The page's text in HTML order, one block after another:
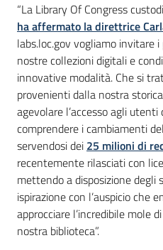
“La Library Of Congress
ha affermato la direttrice
labs.loc.gov vogliamo invitare i
nostre collezioni digitali e
innovative modalità. Che si
provenienti dalla nostra
agevolare l’accesso agli
comprendere i cambiamenti
servendosi dei 25 milioni di
recentemente rilasciati con
mettendo a disposizione
ispirazione con l’auspicio che
approcciare l’incredibile mole
nostra biblioteca”.